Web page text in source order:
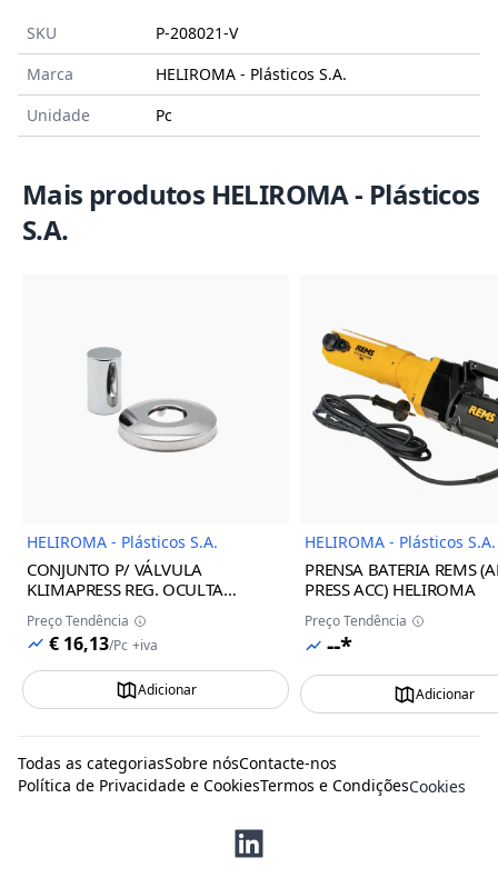
SKU
P-208021-V
Marca
HELIROMA - Plásticos S.A.
Unidade
Pc
Mais produtos HELIROMA - Plásticos
S.A.
Imagem do Produto
HELIROMA - Plásticos S.A.
CONJUNTO P/ VÁLVULA
KLIMAPRESS REG. OCULTA
BRANCA 16/32 HELIROMA
Preço Tendência
€ 16,13/Pc +iva
Adicionar
HELIROMA - Plásticos S.A.
PRENSA BATERIA REMS
PRESS ACC) HELIROMA
Preço Tendência
--*
Adicionar
Todas as categoriasSobre nósContacte-nos
Política de Privacidade e CookiesTermos e CondiçõesCookies